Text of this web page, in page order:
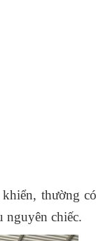
thường
nguyên chiếc.